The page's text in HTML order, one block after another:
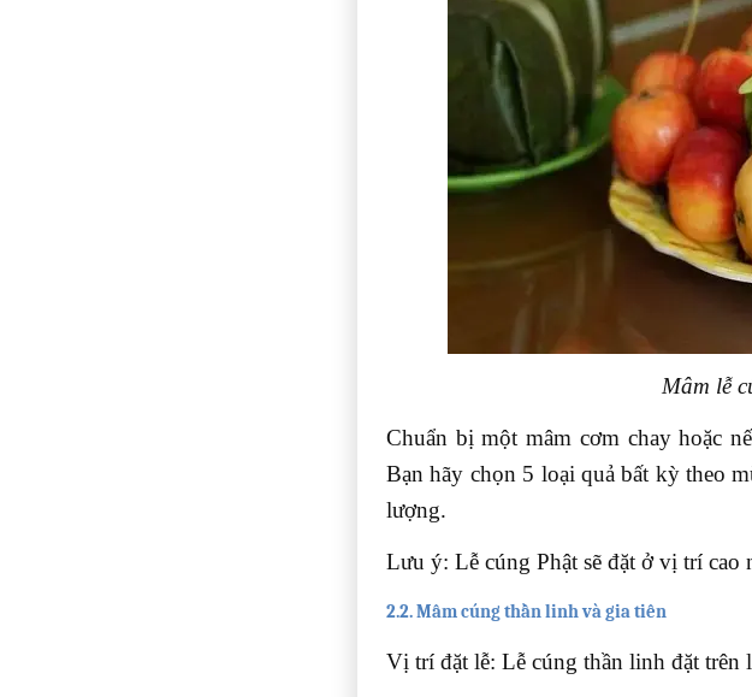
Mâm lễ
Chuẩn bị một mâm cơm chay hoặc
Bạn hãy chọn 5 loại quả bất kỳ theo
lượng.
Lưu ý: Lễ cúng Phật sẽ đặt ở vị trí cao
2.2. Mâm cúng thần linh và gia tiên
Vị trí đặt lễ: Lễ cúng thần linh đặt trên